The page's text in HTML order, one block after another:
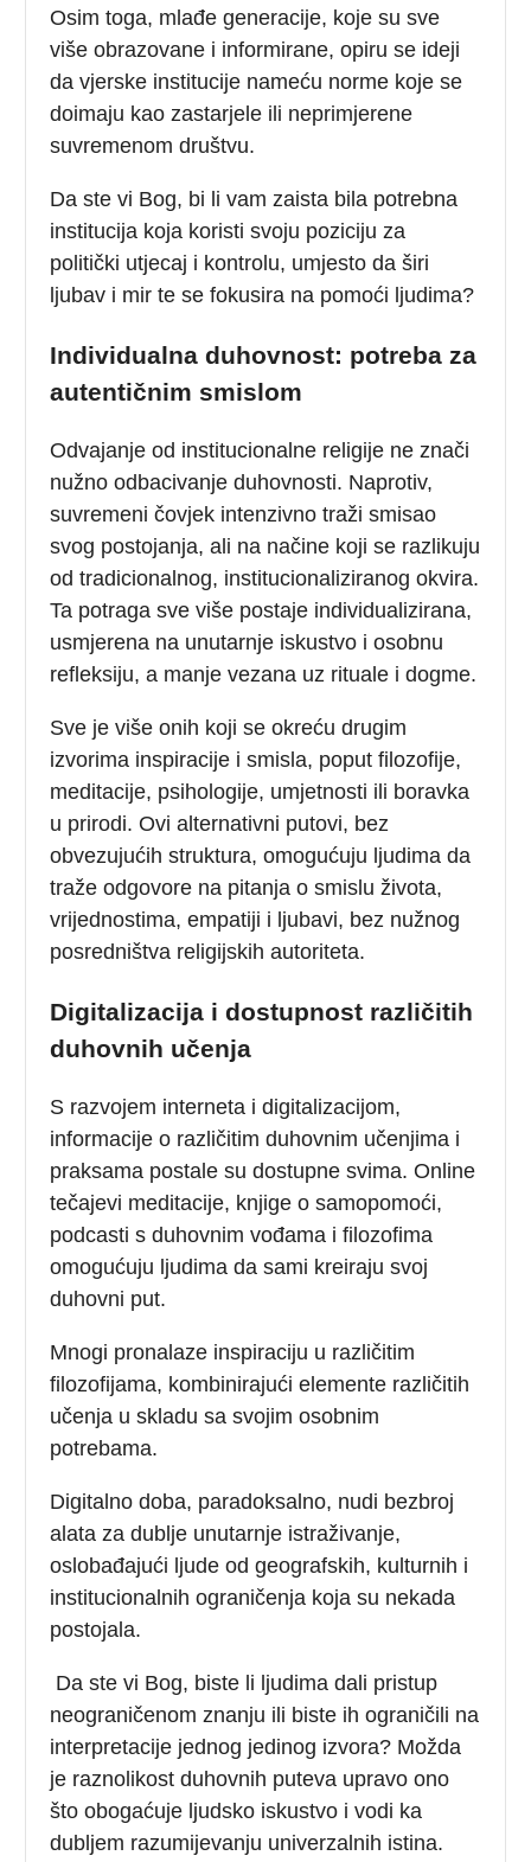
Osim toga, mlađe generacije, koje su sve
više obrazovane i informirane, opiru se ideji
da vjerske institucije nameću norme koje se
doimaju kao zastarjele ili neprimjerene
suvremenom društvu.
Da ste vi Bog, bi li vam zaista bila potrebna
institucija koja koristi svoju poziciju za
politički utjecaj i kontrolu, umjesto da širi
ljubav i mir te se fokusira na pomoći ljudima?
Individualna duhovnost: potreba za
autentičnim smislom
Odvajanje od institucionalne religije ne znači
nužno odbacivanje duhovnosti. Naprotiv,
suvremeni čovjek intenzivno traži smisao
svog postojanja, ali na načine koji se razlikuju
od tradicionalnog, institucionaliziranog okvira.
Ta potraga sve više postaje individualizirana,
usmjerena na unutarnje iskustvo i osobnu
refleksiju, a manje vezana uz rituale i dogme.
Sve je više onih koji se okreću drugim
izvorima inspiracije i smisla, poput filozofije,
meditacije, psihologije, umjetnosti ili boravka
u prirodi. Ovi alternativni putovi, bez
obvezujućih struktura, omogućuju ljudima da
traže odgovore na pitanja o smislu života,
vrijednostima, empatiji i ljubavi, bez nužnog
posredništva religijskih autoriteta.
Digitalizacija i dostupnost različitih
duhovnih učenja
S razvojem interneta i digitalizacijom,
informacije o različitim duhovnim učenjima i
praksama postale su dostupne svima. Online
tečajevi meditacije, knjige o samopomoći,
podcasti s duhovnim vođama i filozofima
omogućuju ljudima da sami kreiraju svoj
duhovni put.
Mnogi pronalaze inspiraciju u različitim
filozofijama, kombinirajući elemente različitih
učenja u skladu sa svojim osobnim
potrebama.
Digitalno doba, paradoksalno, nudi bezbroj
alata za dublje unutarnje istraživanje,
oslobađajući ljude od geografskih, kulturnih i
institucionalnih ograničenja koja su nekada
postojala.
Da ste vi Bog, biste li ljudima dali pristup
neograničenom znanju ili biste ih ograničili na
interpretacije jednog jedinog izvora? Možda
je raznolikost duhovnih puteva upravo ono
što obogaćuje ljudsko iskustvo i vodi ka
dubljem razumijevanju univerzalnih istina.